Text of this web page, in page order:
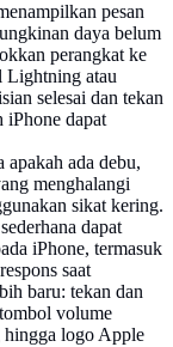
pesan
daya belum
perangkat ke
Lightning atau
selesai dan tekan
iPhone dapat
ada debu,
menghalangi
sikat kering.
dapat
iPhone, termasuk
saat
baru: tekan dan
volume
hingga logo Apple